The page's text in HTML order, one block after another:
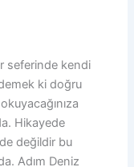
seferinde kendi
ki doğru
Hikayede
değildir bu
Adım Deniz